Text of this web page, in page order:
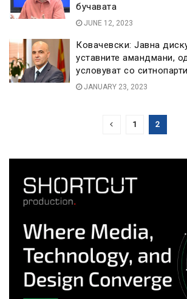
бучавата
JUNE 12, 2023
Ковачевски: Јавна
уставните амандмани,
условуват со
JANUARY 23, 2023
1 2